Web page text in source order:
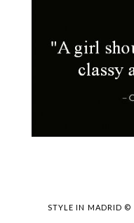
STYLE IN MADRID ©